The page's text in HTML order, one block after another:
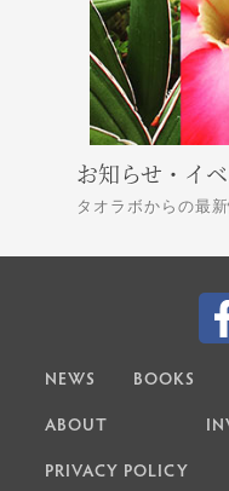
お知らせ・イ
タオラボからの最
NEWS BOOKS
ABOUT
PRIVACY POLICY